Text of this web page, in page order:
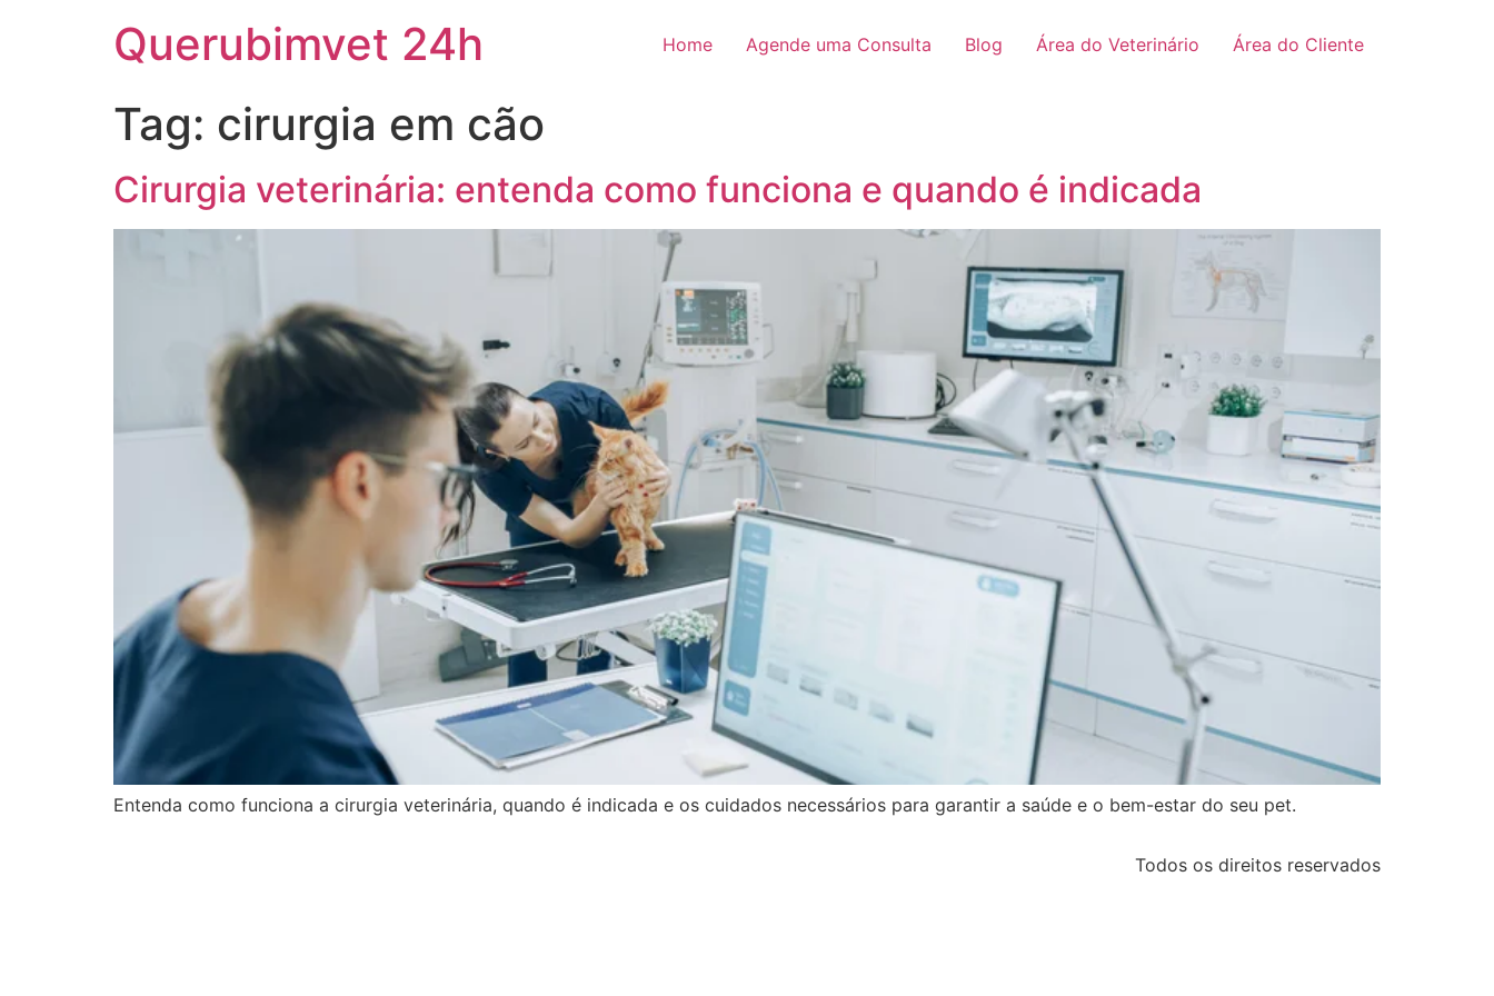
Querubimvet 24h Home Agende uma Consulta Blog Área do Veterinário Área do Cliente
Tag: cirurgia em cão
Cirurgia veterinária: entenda como funciona e quando é indicada
Entenda como funciona a cirurgia veterinária, quando é indicada e os cuidados necessários para garantir a saúde e o bem-estar do seu pet.
Todos os direitos reservados